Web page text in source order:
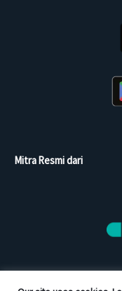
Mitra Resmi dari